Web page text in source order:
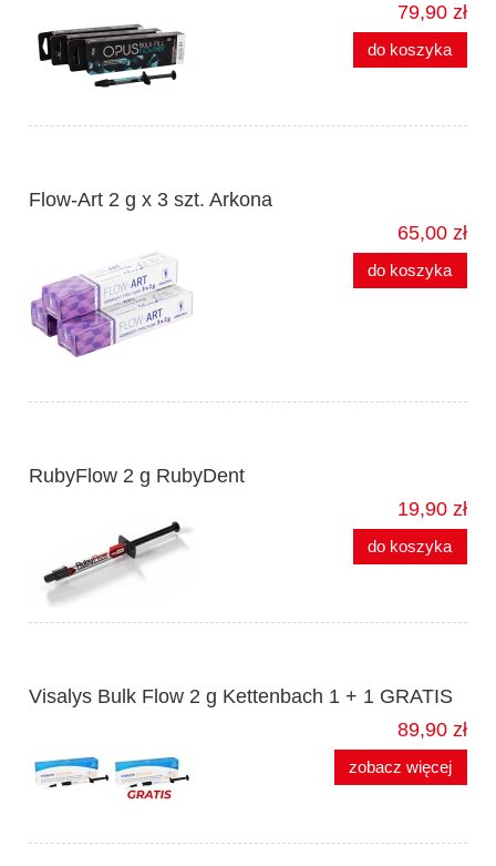
79,90 zł
do koszyka
Flow-Art 2 g x 3 szt. Arkona
65,00 zł
do koszyka
RubyFlow 2 g RubyDent
19,90 zł
do koszyka
Visalys Bulk Flow 2 g Kettenbach 1 + 1 GRATIS
89,90 zł
zobacz więcej